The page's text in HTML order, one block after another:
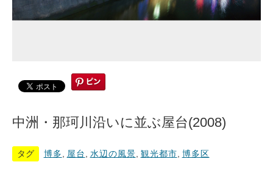
中洲・那珂川沿いに並ぶ屋台(2008)
タグ 博多 屋台 水辺の風景 観光都市 博多区